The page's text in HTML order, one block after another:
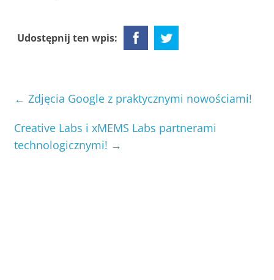
Udostępnij ten wpis:
← Zdjęcia Google z praktycznymi nowościami!
Creative Labs i xMEMS Labs partnerami
technologicznymi! →